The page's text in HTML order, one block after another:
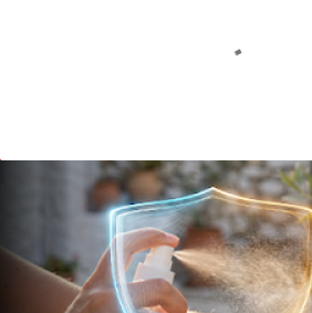
λ